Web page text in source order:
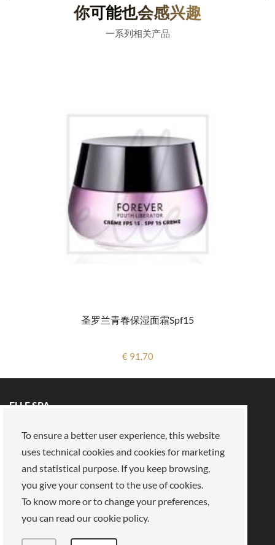
你可能也会感兴趣
一系列相关产品
圣罗兰青春保湿面霜spf15
€ 91.70
ELLE SPA
保真卡
关于我们
保留区
关于我们
我们的使命
加入我们
支付方式
商店
法律领域
To ensure a better user experience, this website
uses technical cookies and cookies for marketing
and statistical purpose. If you keep browsing,
you give your consent to the use of cookies.
To know more or to change your preferences,
you can read our cookie policy.